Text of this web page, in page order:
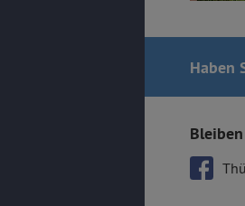
Haben